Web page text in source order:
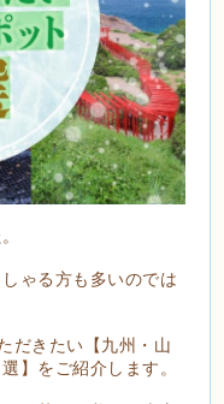
ゃる方も多いのでは
だきたい【九州・山
】をご紹介します。